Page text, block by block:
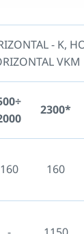
- K,
VKM
2300*
160 160